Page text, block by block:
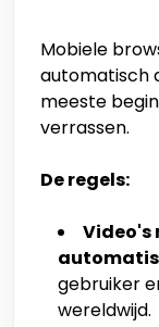
Mobiele
automatisch
meeste
verrassen.
De regels:
Video's
gebruiker
wereldwijd.